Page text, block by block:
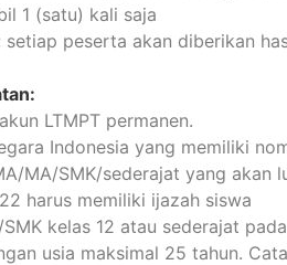
1 (satu) kali saja
setiap peserta akan diberikan
LTMPT permanen.
Indonesia yang memiliki
MA/SMK/sederajat yang akan
harus memiliki ijazah siswa
kelas 12 atau sederajat
usia maksimal 25 tahun.